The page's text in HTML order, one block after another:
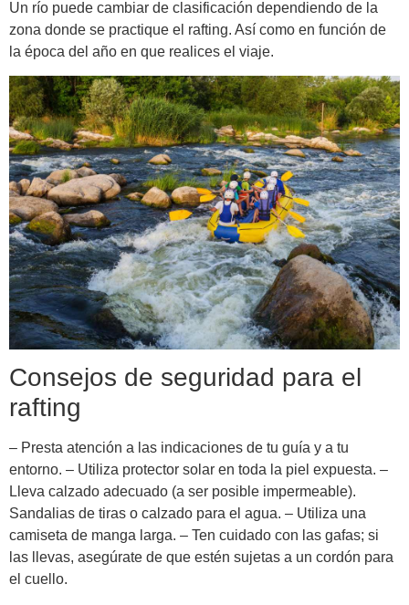
Un río puede cambiar de clasificación dependiendo de la
zona donde se practique el rafting. Así como en función de
la época del año en que realices el viaje.
Consejos de seguridad para el
rafting
– Presta atención a las indicaciones de tu guía y a tu
entorno. – Utiliza protector solar en toda la piel expuesta. –
Lleva calzado adecuado (a ser posible impermeable).
Sandalias de tiras o calzado para el agua. – Utiliza una
camiseta de manga larga. – Ten cuidado con las gafas; si
las llevas, asegúrate de que estén sujetas a un cordón para
el cuello.